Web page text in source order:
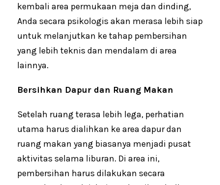
kembali area permukaan meja dan dinding,
Anda secara psikologis akan merasa lebih siap
untuk melanjutkan ke tahap pembersihan
yang lebih teknis dan mendalam di area
lainnya.
Bersihkan Dapur dan Ruang Makan
Setelah ruang terasa lebih lega, perhatian
utama harus dialihkan ke area dapur dan
ruang makan yang biasanya menjadi pusat
aktivitas selama liburan. Di area ini,
pembersihan harus dilakukan secara